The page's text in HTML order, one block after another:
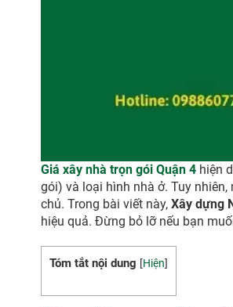
Giá xây nhà trọn gói Quận 4 hiện
gói) và loại hình nhà ở. Tuy
chủ. Trong bài viết này, Xây dựng
hiệu quả. Đừng bỏ lỡ nếu bạn
Tóm tắt nội dung [Hiện]